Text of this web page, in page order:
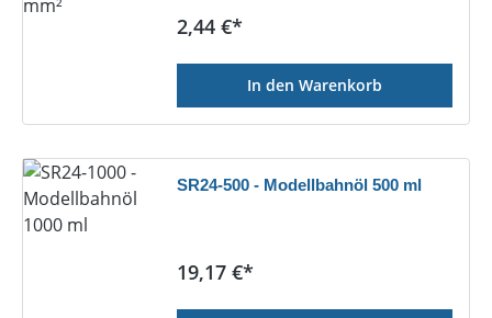
Regulärer Preis:
2,44 €*
In den Warenkorb
SR24-500 - Modellbahnöl 500 ml
Regulärer Preis:
19,17 €*